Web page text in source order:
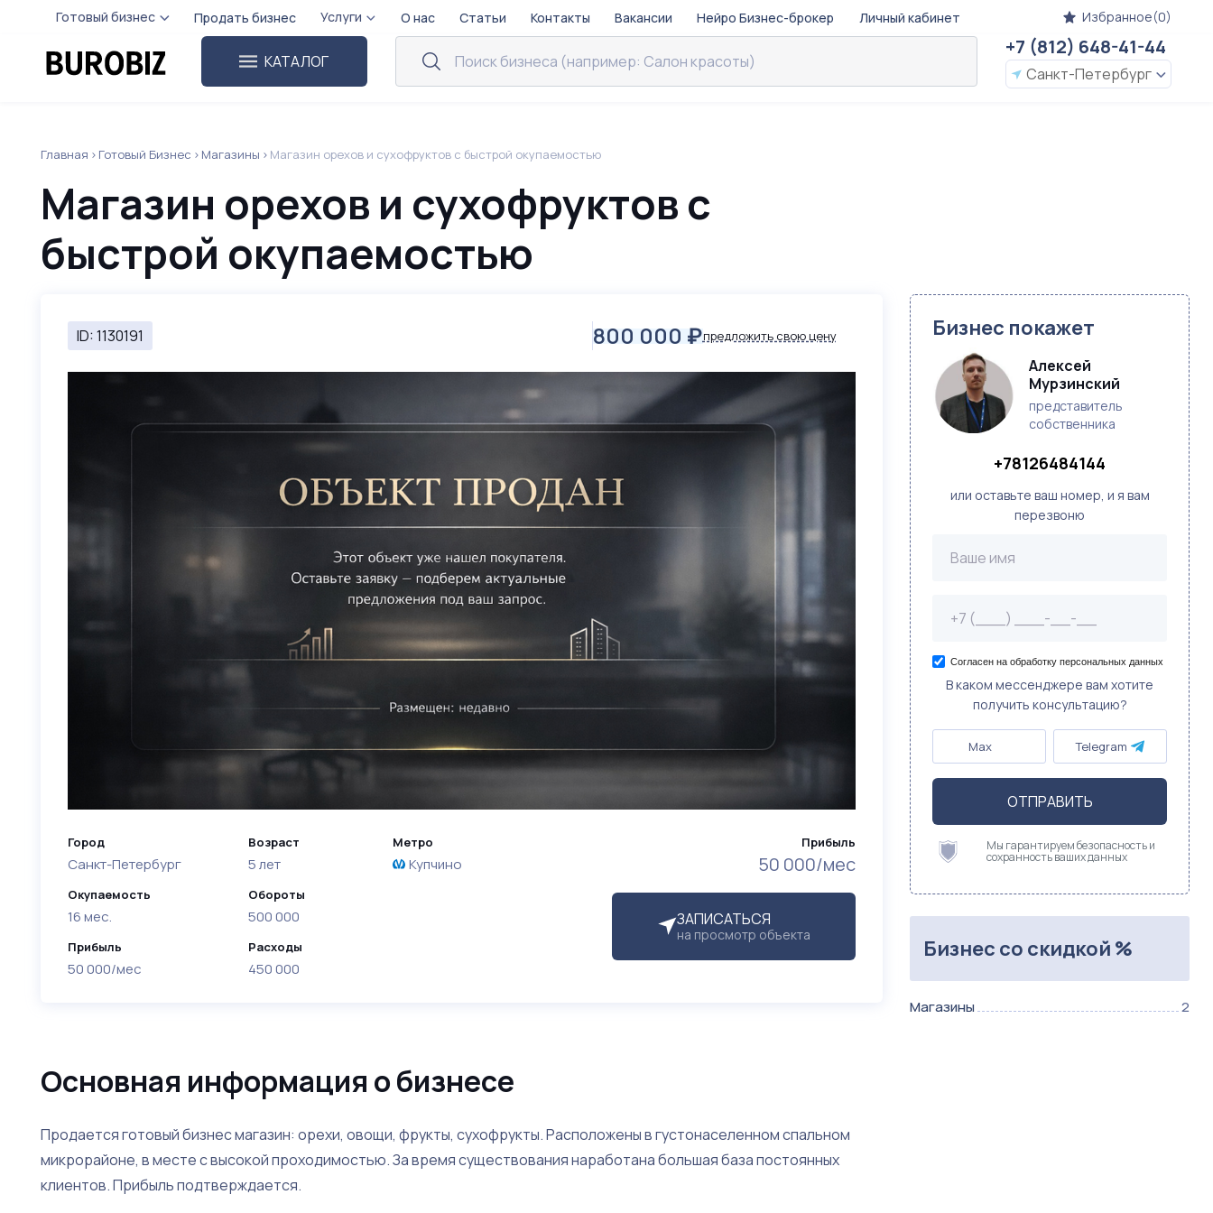
Готовый бизнес Продать бизнес Услуги О нас Статьи Контакты Вакансии Нейро Бизнес-брокер Личный кабинет Избранное(0)
КАТАЛОГ
+7 (812) 648-41-44
Санкт-Петербург
Главная Готовый Бизнес Магазины Магазин орехов и сухофруктов с быстрой окупаемостью
Магазин орехов и сухофруктов с
быстрой окупаемостью
ID: 1130191 800 000 ₽предложить свою цену
Прибыль
50 000/мес
ЗАПИСАТЬСЯ
на просмотр объекта
Город
Санкт-Петербург
Окупаемость
16 мес.
Прибыль
50 000/мес
Возраст
5 лет
Обороты
500 000
Расходы
450 000
Метро
Купчино
Основная информация о бизнесе
Продается готовый бизнес магазин: орехи, овощи, фрукты, сухофрукты. Расположены в густонаселенном спальном
микрорайоне, в месте с высокой проходимостью. За время существования наработана большая база постоянных
клиентов. Прибыль подтверждается.
Бизнес покажет
Алексей
Мурзинский
представитель
собственника
+78126484144
или оставьте ваш номер, и я вам
перезвоню
Согласен на обработку персональных данных
В каком мессенджере вам хотите
получить консультацию?
Max Telegram
ОТПРАВИТЬ
Мы гарантируем безопасность и
сохранность ваших данных
Бизнес со скидкой %
Магазины 2